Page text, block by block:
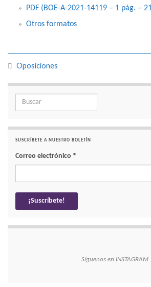
PDF (BOE-A-2021-14119 – 1 pág. –
Otros formatos
Oposiciones
Search for:
SUSCRÍBETE A NUESTRO BOLETÍN
Correo electrónico *
Síguenos en INSTAGRAM